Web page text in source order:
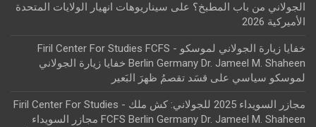
الجولاني من باب المطبخ؟ على سيناريوهات انهيار الولايات المتحدة
الأميركية 2026
خفايا زيارة الجولاني لموسكو - Firil Center For Studies FCFS
Berlin Germany Dr. Jameel M. Shaheen خفايا زيارة الجولاني
لموسكو سياسي على قسَد تقصمُ ظهرَ البَعير
مجازر السويداء 2025 للجولاني: كش ملك - Firil Center For Studies
FCFS Berlin Germany Dr. Jameel M. Shaheen مجازر السويداء